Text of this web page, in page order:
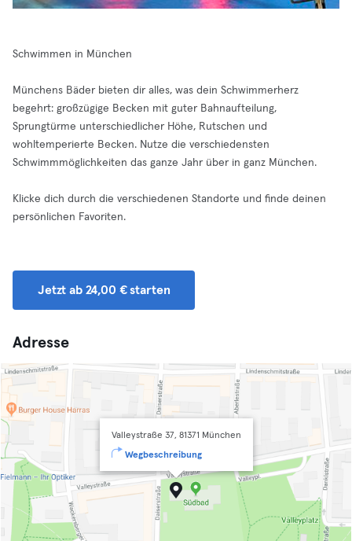
Schwimmen in München
Münchens Bäder bieten dir alles, was dein Schwimmerherz
begehrt: großzügige Becken mit guter Bahnaufteilung,
Sprungtürme unterschiedlicher Höhe, Rutschen und
wohltemperierte Becken. Nutze die verschiedensten
Schwimmmöglichkeiten das ganze Jahr über in ganz München.
Klicke dich durch die verschiedenen Standorte und finde deinen
persönlichen Favoriten.
Jetzt ab 24,00 € starten
Adresse
Valleystraße 37, 81371 München
Wegbeschreibung